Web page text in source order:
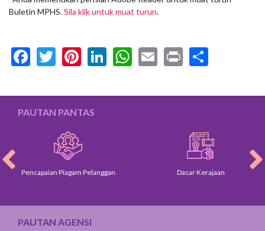
Buletin MPHS.Sila klik untuk muat turun.
Facebook
Twitter
Pinterest
LinkedIn
WhatsApp
Email
Print
PAUTAN PANTAS
Pencapaian Piagam Pelanggan Dasar Kerajaan
PAUTAN AGENSI